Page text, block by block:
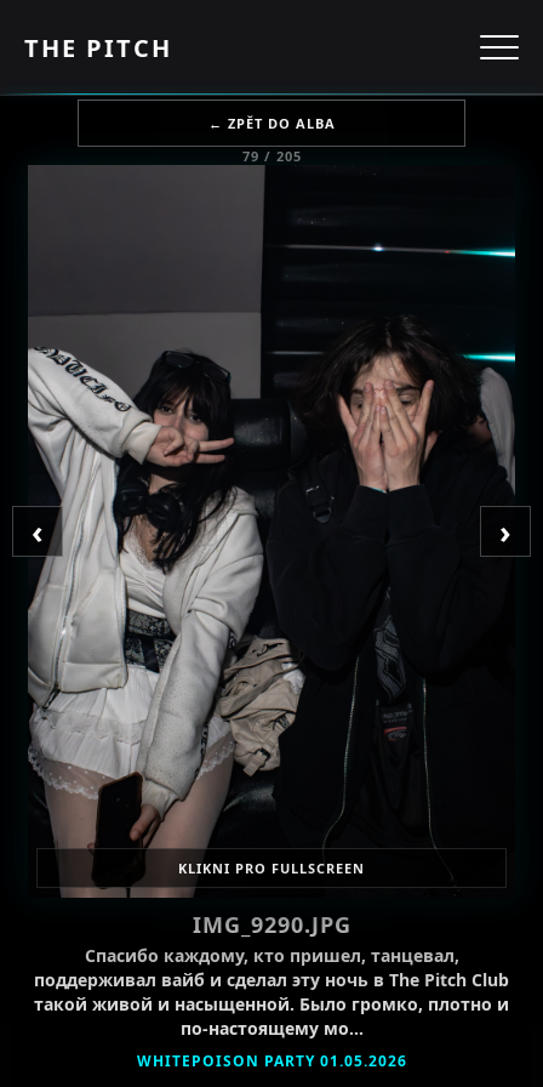
THE PITCH
← ZPĚT DO ALBA
79 / 205
‹ ›
KLIKNI PRO FULLSCREEN
IMG_9290.JPG
Спасибо каждому, кто пришел, танцевал,
поддерживал вайб и сделал эту ночь в The Pitch Club
такой живой и насыщенной. Было громко, плотно и
по-настоящему мо…
WHITEPOISON PARTY 01.05.2026